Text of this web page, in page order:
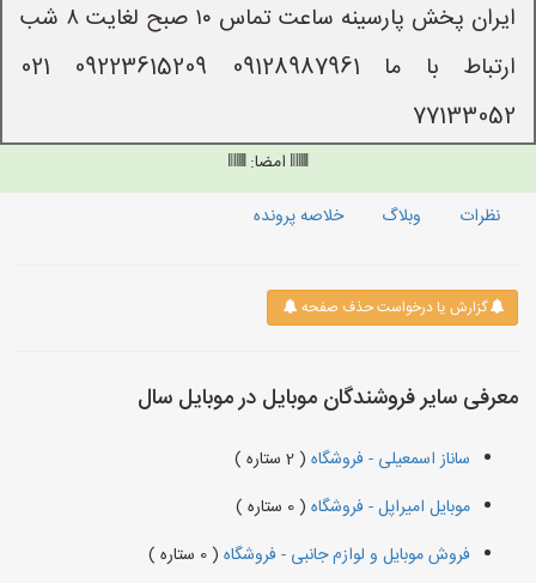
ایران پخش پارسینه ساعت تماس ۱۰ صبح لغایت ۸ شب
ارتباط با ما 09128987961 09223615209 021
77133052
امضا:
نظرات
وبلاگ خلاصه پرونده
گزارش یا درخواست حذف صفحه
معرفی سایر فروشندگان موبایل در موبایل سال
ساناز اسمعیلی - فروشگاه ( 2 ستاره )
موبایل امیراپل - فروشگاه ( 0 ستاره )
فروش موبایل و لوازم جانبی - فروشگاه ( 0 ستاره )